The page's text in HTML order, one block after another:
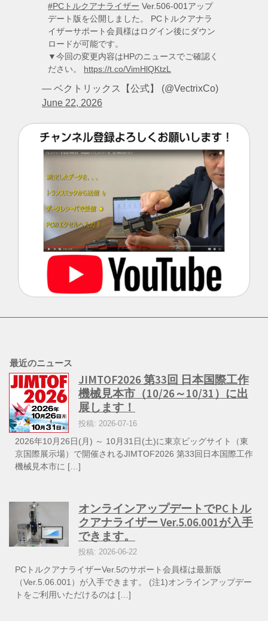
#PCトルクアナライザー Ver.506-001アップ
デート版を公開しました。 PCトルクアナラ
イザーサポート会員様はログイン後にダウン
ロードが可能です。
▼今回の変更内容はHPのニュースでご確認く
ださい。 https://t.co/VimHlQKtzL
— ベクトリックス【公式】 (@VectrixCo)
June 22, 2026
最近のニュース
JIMTOF2026 第33回 日本国際工作
機械見本市（10/26～10/31）に出
展します！
投稿: 2026-07-16
2026年10月26日(月) ～ 10月31日(土)に東京ビッグサイト（東
京国際展示場）で開催されるJIMTOF2026 第33回日本国際工作
機械見本市に […]
オンラインアップデートでPCトル
クアナライザー Ver.5.06.001が入手
できます。
投稿: 2026-06-22
PCトルクアナライザーVer.5のサポート会員様は最新版
（Ver.5.06.001）が入手できます。 (注1)オンラインアップデー
トをご利用いただけるのは […]